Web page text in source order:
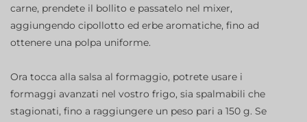
carne, prendete il bollito e passatelo nel mixer,
aggiungendo cipollotto ed erbe aromatiche, fino ad
ottenere una polpa uniforme.
Ora tocca alla salsa al formaggio, potrete usare i
formaggi avanzati nel vostro frigo, sia spalmabili che
stagionati, fino a raggiungere un peso pari a 150 g. Se